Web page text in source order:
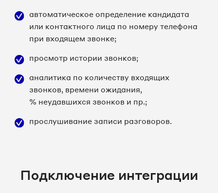
автоматическое определение кандидата
или контактного лица по номеру телефона
при входящем звонке;
просмотр истории звонков;
аналитика по количеству входящих
звонков, времени ожидания,
% неудавшихся звонков и пр.;
прослушивание записи разговоров.
Подключение интеграции